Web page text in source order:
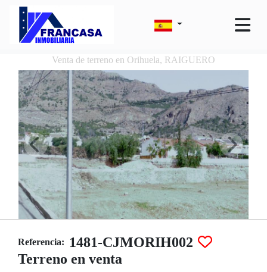
Venta de terreno en Orihuela, RAIGUERO
Referencia:
1481-CJMORIH002
Terreno en venta